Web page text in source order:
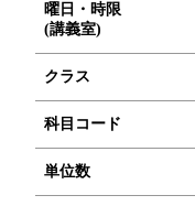
曜日・時限
(講義室)
クラス
科目コード
単位数